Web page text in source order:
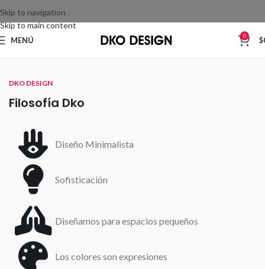
Skip to navigation
Skip to main content
MENÚ 0 $
DKO DESIGN
Filosofía Dko
Diseño Minimalista
Sofisticación
Diseñamos para espacios pequeños
Los colores son expresiones